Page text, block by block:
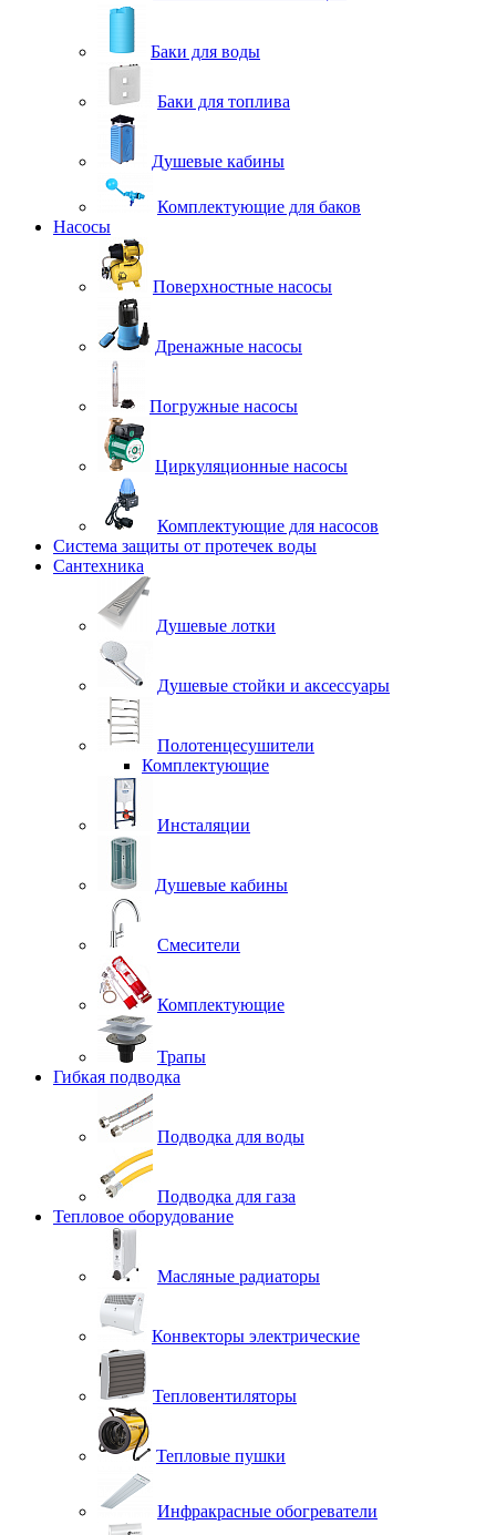
Баки для воды
Баки для топлива
Душевые кабины
Комплектующие для баков
Насосы
Поверхностные насосы
Дренажные насосы
Погружные насосы
Циркуляционные насосы
Комплектующие для насосов
Система защиты от протечек воды
Сантехника
Душевые лотки
Душевые стойки и аксессуары
Полотенцесушители
Комплектующие
Инсталяции
Душевые кабины
Смесители
Комплектующие
Трапы
Гибкая подводка
Подводка для воды
Подводка для газа
Тепловое оборудование
Масляные радиаторы
Конвекторы электрические
Тепловентиляторы
Тепловые пушки
Инфракрасные обогреватели